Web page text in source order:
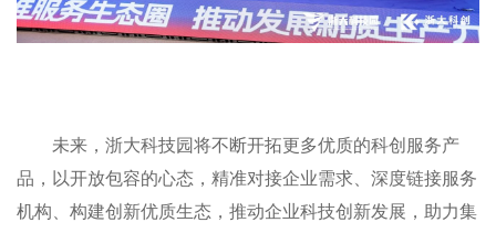
未来，浙大科技园将不断开拓更多优质的科创服务产
品，以开放包容的心态，精准对接企业需求、深度链接服务
机构、构建创新优质生态，推动企业科技创新发展，助力集